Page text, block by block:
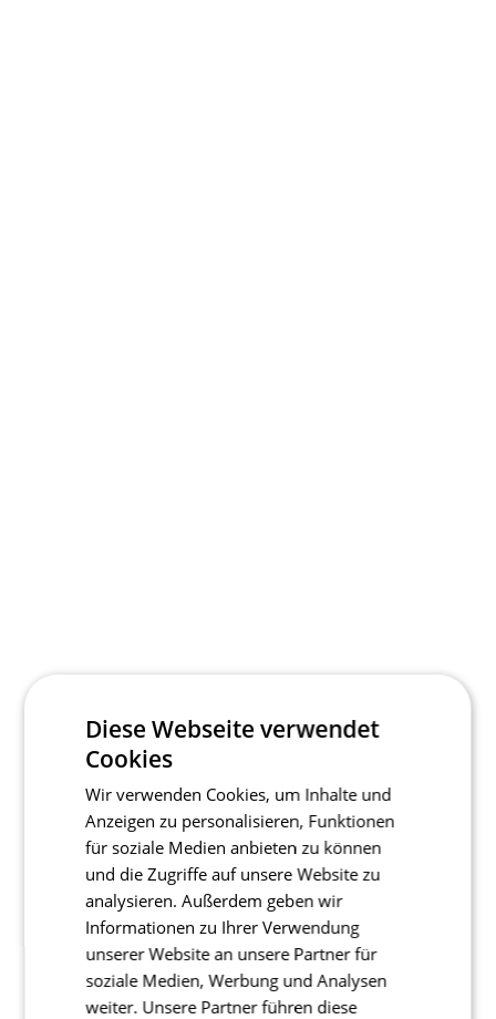
Diese Webseite verwendet
Cookies
Wir verwenden Cookies, um Inhalte und
Anzeigen zu personalisieren, Funktionen
für soziale Medien anbieten zu können
und die Zugriffe auf unsere Website zu
analysieren. Außerdem geben wir
Informationen zu Ihrer Verwendung
unserer Website an unsere Partner für
soziale Medien, Werbung und Analysen
weiter. Unsere Partner führen diese